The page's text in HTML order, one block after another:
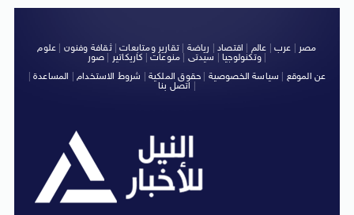
مصر عرب عالم اقتصاد رياضة |تقارير ومتابعات|ثقافة وفنون
علوم
وتكنولوجيا| سيدتى منوعات كاريكاتير صور
|
عن الموقع
سياسة الخصوصية حقوق الملكية شروط الاستخدام| المساعدة|
اتصل بنا